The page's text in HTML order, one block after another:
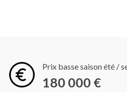
Prix basse saison été /
180 000 €